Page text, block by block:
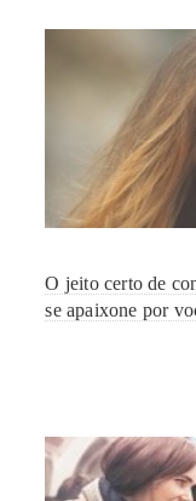
O jeito certo de
se apaixone por